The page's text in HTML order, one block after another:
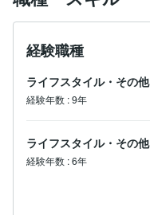
経験職種
ライフスタイル・その他
経験年数 :9年
ライフスタイル・その他
経験年数 :6年